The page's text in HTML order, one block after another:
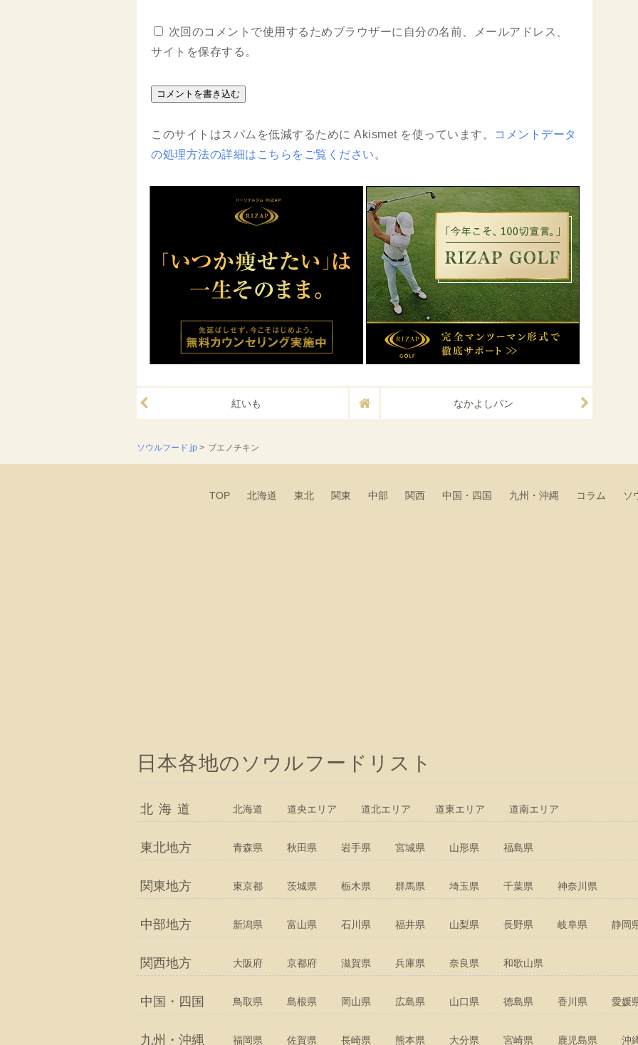
次回のコメントで使用するためブラウザーに自分の名前、メールアドレス、
サイトを保存する。
このサイトはスパムを低減するために Akismet を使っています。
コメントデータ
の処理方法の詳細はこちらをご覧ください 。
なかよしパン
紅いも
ソウルフード.jp > ブエノチキン
TOP 北海道 東北 関東 中部 関西 中国・四国 九州・沖縄 コラム ソ
日本各地のソウルフードリスト
北海道 北海道 道央エリア 道北エリア 道東エリア 道南エリア
東北地方 青森県 秋田県 岩手県 宮城県 山形県 福島県
関東地方 東京都 茨城県 栃木県 群馬県 埼玉県 千葉県 神奈川県
中部地方 新潟県 富山県 石川県 福井県 山梨県 長野県 岐阜県 静岡
関西地方 大阪府 京都府 滋賀県 兵庫県 奈良県 和歌山県
中国・四国 鳥取県 島根県 岡山県 広島県 山口県 徳島県 香川県 愛媛
九州・沖縄 福岡県 佐賀県 長崎県 熊本県 大分県 宮崎県 鹿児島県 沖